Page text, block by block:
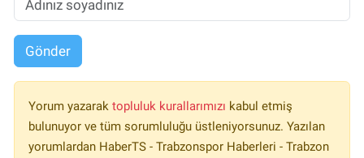
Gönder
Yorum yazarak topluluk kurallarımızı kabul etmiş
bulunuyor ve tüm sorumluluğu üstleniyorsunuz. Yazılan
yorumlardan HaberTS - Trabzonspor Haberleri - Trabzon